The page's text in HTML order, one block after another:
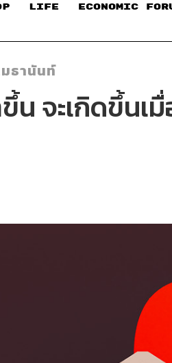
LIFE ECONOMIC
ธานันท์
จะเกิดขึ้นเมื่